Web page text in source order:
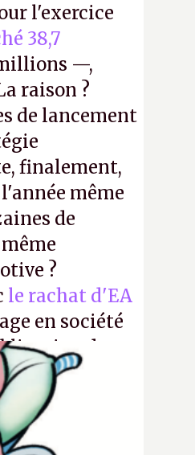
l'exercice
38,7
—,
raison ?
de lancement
finalement,
même
de
?
le rachat d'EA
en société
de
pour la